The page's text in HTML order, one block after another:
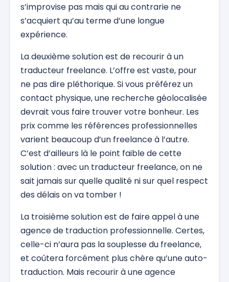
s’improvise pas mais qui au contrarie ne
s’acquiert qu’au terme d’une longue
expérience.
La deuxième solution est de recourir à un
traducteur freelance. L’offre est vaste, pour
ne pas dire pléthorique. Si vous préférez un
contact physique, une recherche géolocalisée
devrait vous faire trouver votre bonheur. Les
prix comme les références professionnelles
varient beaucoup d’un freelance à l’autre.
C’est d’ailleurs là le point faible de cette
solution : avec un traducteur freelance, on ne
sait jamais sur quelle qualité ni sur quel respect
des délais on va tomber !
La troisième solution est de faire appel à une
agence de traduction professionnelle. Certes,
celle-ci n’aura pas la souplesse du freelance,
et coûtera forcément plus chère qu’une auto-
traduction. Mais recourir à une agence